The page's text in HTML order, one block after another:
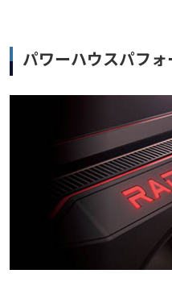
パワーハウスパフ